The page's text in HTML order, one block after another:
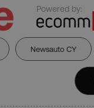
Powered by:
Newsauto CY